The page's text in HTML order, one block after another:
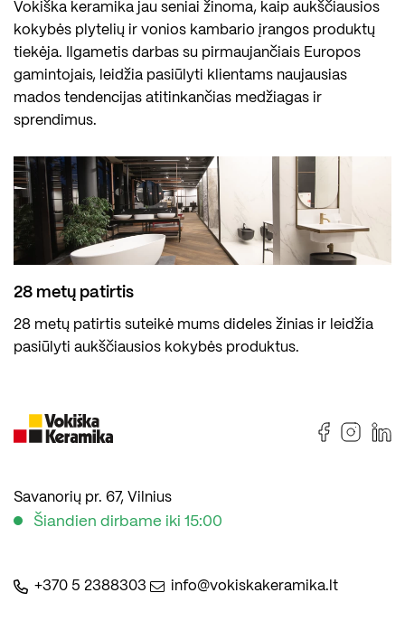
Vokiška keramika jau seniai žinoma, kaip aukščiausios
kokybės plytelių ir vonios kambario įrangos produktų
tiekėja. Ilgametis darbas su pirmaujančiais Europos
gamintojais, leidžia pasiūlyti klientams naujausias
mados tendencijas atitinkančias medžiagas ir
sprendimus.
28 metų patirtis
28 metų patirtis suteikė mums dideles žinias ir leidžia
pasiūlyti aukščiausios kokybės produktus.
Savanorių pr. 67, Vilnius
Šiandien dirbame iki 15:00
+370 5 2388303 info@vokiskakeramika.lt